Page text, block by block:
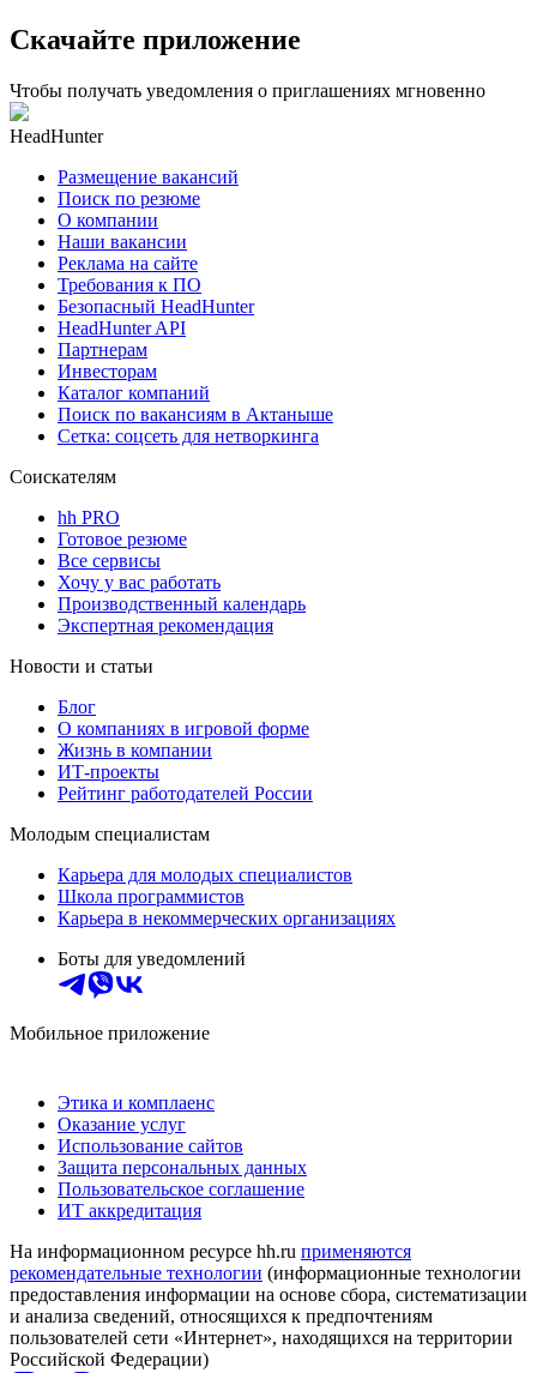
Скачайте приложение
Чтобы получать уведомления о приглашениях мгновенно
HeadHunter
Размещение вакансий
Поиск по резюме
О компании
Наши вакансии
Реклама на сайте
Требования к ПО
Безопасный HeadHunter
HeadHunter API
Партнерам
Инвесторам
Каталог компаний
Поиск по вакансиям в Актаныше
Сетка: соцсеть для нетворкинга
Соискателям
hh PRO
Готовое резюме
Все сервисы
Хочу у вас работать
Производственный календарь
Экспертная рекомендация
Новости и статьи
Блог
О компаниях в игровой форме
Жизнь в компании
ИТ-проекты
Рейтинг работодателей России
Молодым специалистам
Карьера для молодых специалистов
Школа программистов
Карьера в некоммерческих организациях
Боты для уведомлений
Мобильное приложение
Этика и комплаенс
Оказание услуг
Использование сайтов
Защита персональных данных
Пользовательское соглашение
ИТ аккредитация
На информационном ресурсе hh.ru применяются
рекомендательные технологии (информационные технологии
предоставления информации на основе сбора, систематизации
и анализа сведений, относящихся к предпочтениям
пользователей сети «Интернет», находящихся на территории
Российской Федерации)